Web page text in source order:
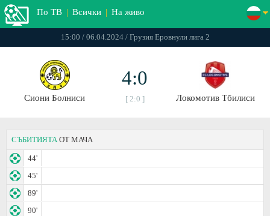
По ТВ | Всички | На живо
15:00 / 06.04.2024 / Грузия Еровнули лига 2
Сиони Болниси
4:0
[ 2:0 ] Локомотив Тбилиси
СЪБИТИЯТА ОТ МАЧА
44'
45'
89'
90'